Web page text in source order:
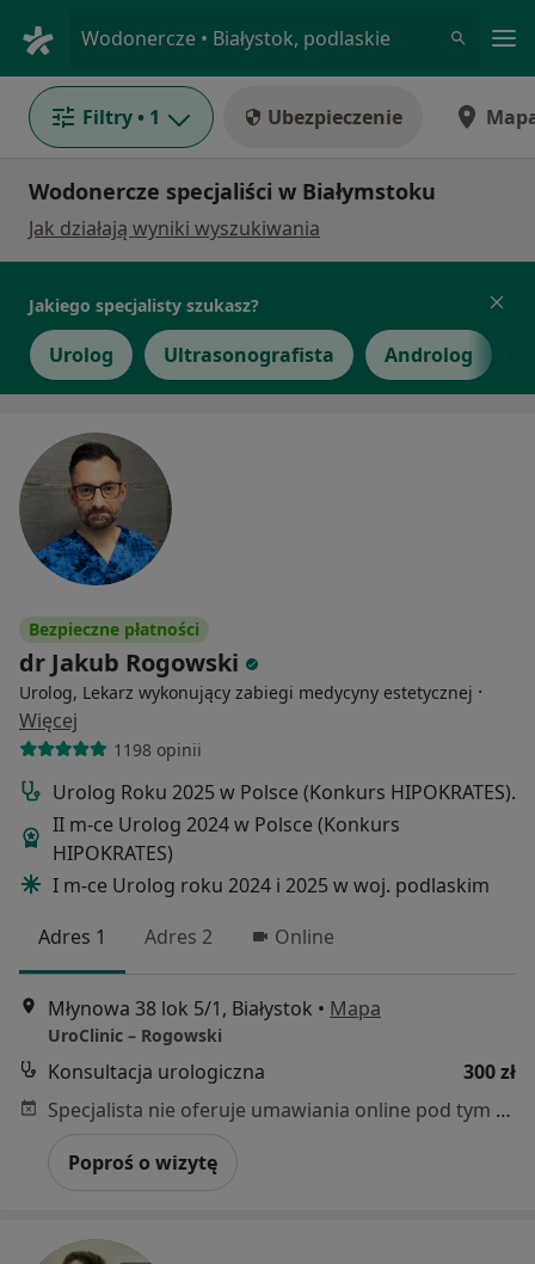
Wodonercze • Białystok, podlaskie
Filtry • 1 Ubezpieczenie
Wodonercze specjaliści w Białymstoku
Jak działają wyniki wyszukiwania
Jakiego specjalisty szukasz?
Urolog Ultrasonografista Androlog
Bezpieczne płatności
dr Jakub Rogowski
Urolog, Lekarz wykonujący zabiegi medycyny estetycznej ·
Więcej
1198 opinii
Urolog Roku 2025 w Polsce (Konkurs HIPOKRATES).
II m-ce Urolog 2024 w Polsce (Konkurs
HIPOKRATES)
I m-ce Urolog roku 2024 i 2025 w woj. podlaskim
Adres 1
Adres 2 Online
Młynowa 38 lok 5/1, Białystok • Mapa
UroClinic – Rogowski
Konsultacja urologiczna
300 zł
Specjalista nie oferuje umawiania online pod tym adresem.
Poproś o wizytę